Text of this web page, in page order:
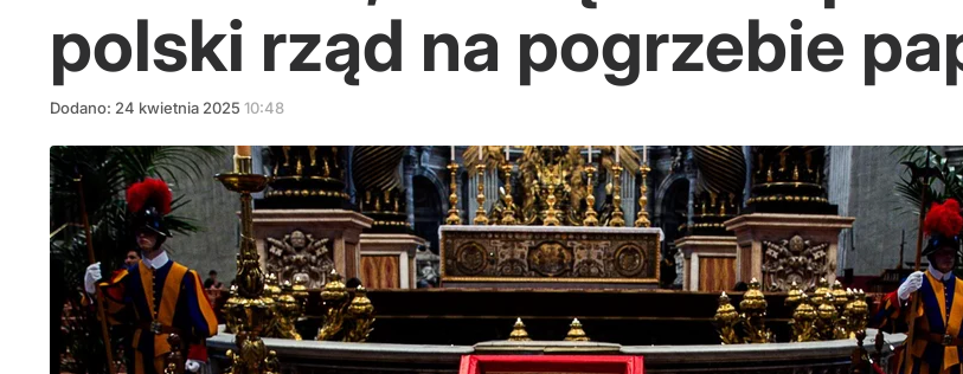
polski rząd na pogrzebie
Dodano: 24 kwietnia 2025 10:48